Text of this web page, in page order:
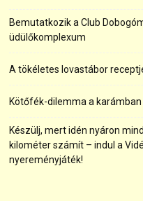
Bemutatkozik a Club
üdülőkomplexum
A tökéletes lovastábor
Kötőfék-dilemma a karámban
Készülj, mert idén nyáron
kilométer számít – indul a
nyereményjáték!